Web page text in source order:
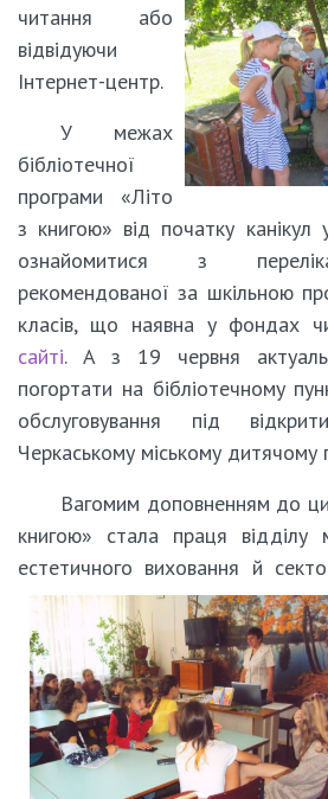
читання або
відвідуючи
Інтернет-центр.
У межах
бібліотечної
програми «Літо
з книгою» від початку канікул
ознайомитися з
рекомендованої за шкільною
класів, що наявна у фондах
сайті. А з 19 червня
погортати на бібліотечному
обслуговування під
Черкаському міському дитячому
Вагомим доповненням до
книгою» стала праця відділу
естетичного виховання й